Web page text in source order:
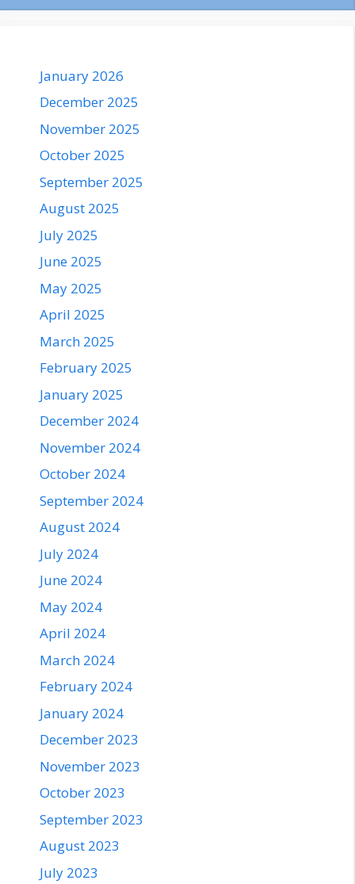
January 2026
December 2025
November 2025
October 2025
September 2025
August 2025
July 2025
June 2025
May 2025
April 2025
March 2025
February 2025
January 2025
December 2024
November 2024
October 2024
September 2024
August 2024
July 2024
June 2024
May 2024
April 2024
March 2024
February 2024
January 2024
December 2023
November 2023
October 2023
September 2023
August 2023
July 2023